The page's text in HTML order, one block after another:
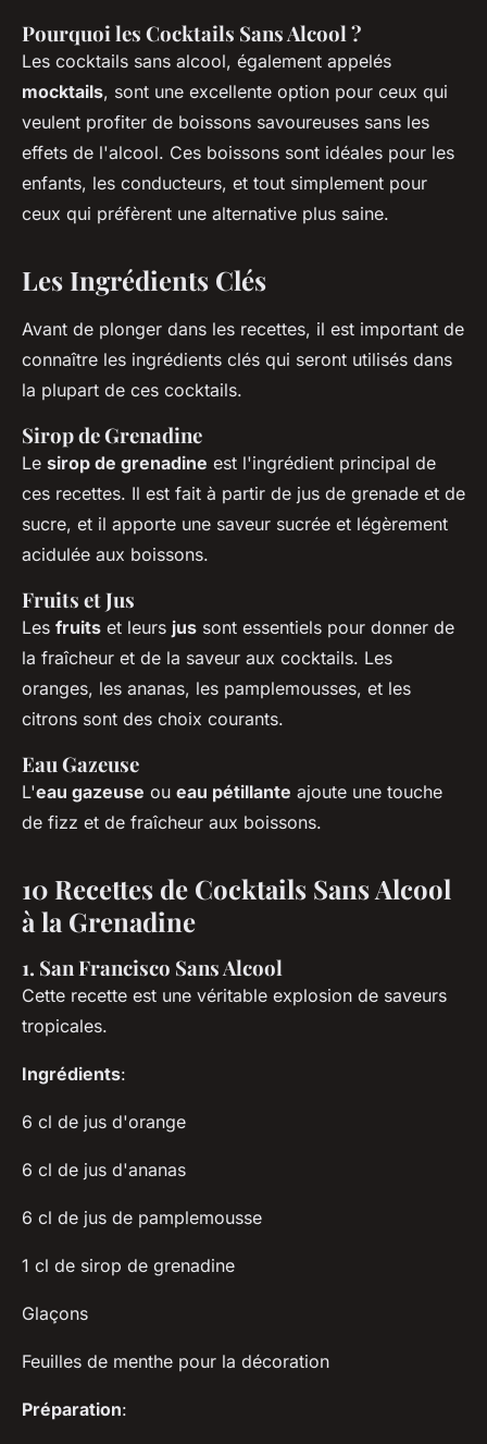
Pourquoi les Cocktails Sans Alcool ?
Les cocktails sans alcool, également appelés
mocktails, sont une excellente option pour ceux qui
veulent profiter de boissons savoureuses sans les
effets de l'alcool. Ces boissons sont idéales pour les
enfants, les conducteurs, et tout simplement pour
ceux qui préfèrent une alternative plus saine.
Les Ingrédients Clés
Avant de plonger dans les recettes, il est important de
connaître les ingrédients clés qui seront utilisés dans
la plupart de ces cocktails.
Sirop de Grenadine
Le sirop de grenadine est l'ingrédient principal de
ces recettes. Il est fait à partir de jus de grenade et de
sucre, et il apporte une saveur sucrée et légèrement
acidulée aux boissons.
Fruits et Jus
Les fruits et leurs jus sont essentiels pour donner de
la fraîcheur et de la saveur aux cocktails. Les
oranges, les ananas, les pamplemousses, et les
citrons sont des choix courants.
Eau Gazeuse
L'eau gazeuse ou eau pétillante ajoute une touche
de fizz et de fraîcheur aux boissons.
10 Recettes de Cocktails Sans Alcool
à la Grenadine
1. San Francisco Sans Alcool
Cette recette est une véritable explosion de saveurs
tropicales.
Ingrédients:
6 cl de jus d'orange
6 cl de jus d'ananas
6 cl de jus de pamplemousse
1 cl de sirop de grenadine
Glaçons
Feuilles de menthe pour la décoration
Préparation: